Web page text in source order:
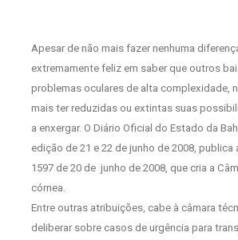
Apesar de não mais fazer nenhuma
extremamente feliz em saber queoutros
problemas oculares de alta complexidade,
mais ter reduzidas ou extintas suas
a enxergar. O Diário Oficial do Estado da
edição de 21 e 22 de junho de 2008, publica
1597 de 20 de junho de 2008, que cria a
córnea.
Entre outras atribuições, cabe à câmara
deliberar sobre casos de urgência para